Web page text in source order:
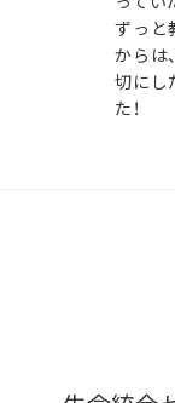
ずっと
からは
切にし
た！